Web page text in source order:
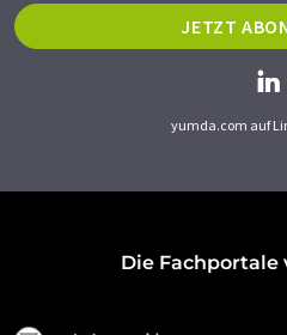
JETZT
yumda.com auf
Die Fachportale